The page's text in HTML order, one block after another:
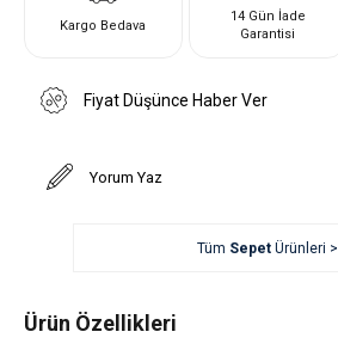
Kargo Bedava
14 Gün İade
Garantisi
Fiyat Düşünce Haber Ver
Yorum Yaz
Tüm SepetÜrünleri >
Ürün Özellikleri